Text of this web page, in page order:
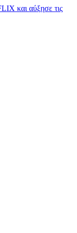
και αύξησε τις